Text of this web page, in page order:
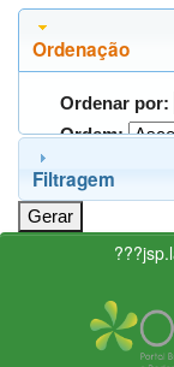
Ordenação
Ordenar por:
Ordem:
Filtragem